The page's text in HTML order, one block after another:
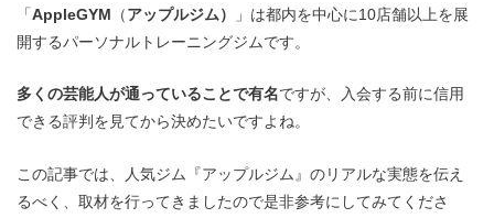
「AppleGYM （アップルジム）
」は都内を中心に10店舗以上を展
開するパーソナルトレーニングジムです。
多くの芸能人が通っていることで有名ですが、入会する前に信用
できる評判を見てから決めたいですよね。
この記事では、人気ジム『アップルジム』のリアルな実態を伝え
るべく、取材を行ってきましたので是非参考にしてみてくださ